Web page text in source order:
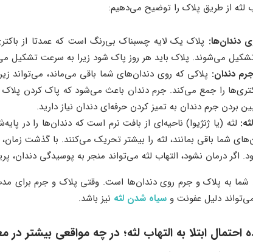
لثه از طریق پلاک را توضیح می‌دهیم:
دندان‌ها: پلاک یک لایه چسبناک بی‌رنگ است که عمدتا از
می‌شوند. پلاک باید هر روز پاک شود زیرا به سرعت تشکیل
دندان: پلاکی که روی دندان‌های شما باقی می‌ماند،
را جمع می‌کند. جرم دندان باعث می‌شود که پاک کردن
بردن جرم دندان به تمیز کردن حرفه‌ای دندان نیاز دارید.
لثه (یا ژنژیوا) ناحیه‌ای از بافت نرم است که دندان‌ها را
شما باقی بمانند، لثه را بیشتر تحریک می‌کنند. با گذشت
اگر درمان نشود، التهاب لثه می‌تواند منجر به پوسیدگی
شما به پلاک و جرم روی دندان‌ها است. وقتی پلاک و جرم برای
دلیل عفونت و سیاه شدن لثه نیز باشد.
احتمال ابتلا به التهاب لثه؛ در چه مواقعی بیشتر